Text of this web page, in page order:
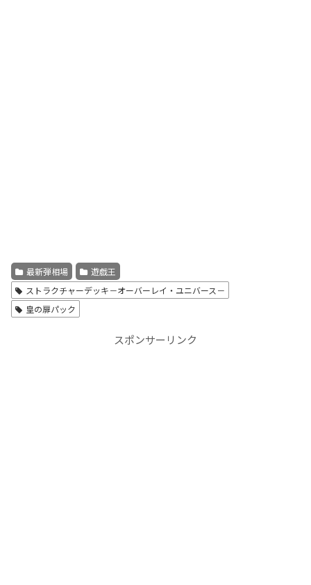
最新弾相場
遊戯王
ストラクチャーデッキ－オーバーレイ・ユニバース－
皇の扉パック
スポンサーリンク